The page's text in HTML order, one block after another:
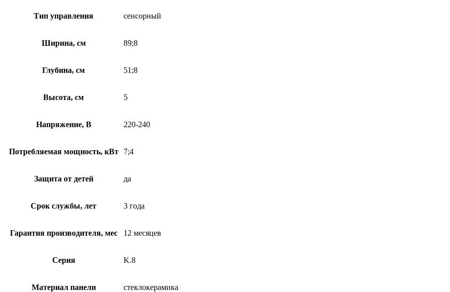
Тип управления сенсорный
Ширина, см 89;8
Глубина, см 51;8
Высота, см 5
Напряжение, В 220-240
Потребляемая мощность, кВт 7;4
Защита от детей да
Срок службы, лет 3 года
Гарантия производителя, мес 12 месяцев
Серия K.8
Материал панели стеклокерамика